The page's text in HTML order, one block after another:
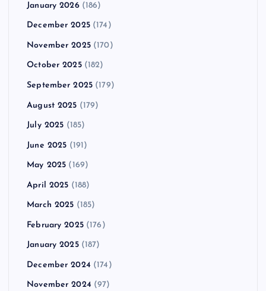
January 2026(186)
December 2025(174)
November 2025(170)
October 2025(182)
September 2025 (179)
August 2025 (179)
July 2025 (185)
June 2025 (191)
May 2025 (169)
April 2025 (188)
March 2025 (185)
February 2025(176)
January 2025(187)
December 2024 (174)
November 2024 (97)